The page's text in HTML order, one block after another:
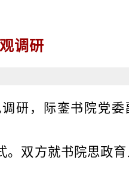
调研
研，际銮书院党委
。双方就书院思政